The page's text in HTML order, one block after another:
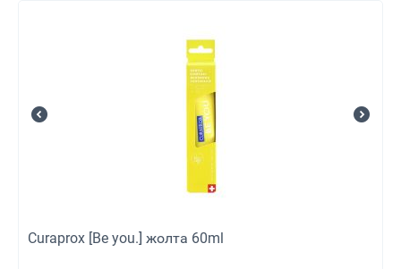
Curaprox [Be you.] жолта 60ml